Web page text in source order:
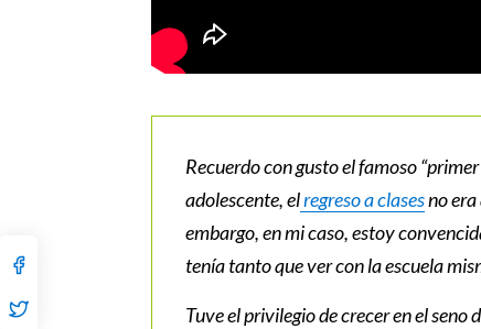
Recuerdo con gusto el famoso
adolescente, elregreso a clasesno
embargo, en mi caso, estoy
tenía tanto que ver con la escuela
Tuve el privilegio de crecer en el